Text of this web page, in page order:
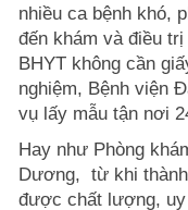
nhiều ca bệnh khó,
đến khám và điều
BHYT không cần
nghiệm, Bệnh viện
vụ lấy mẫu tận nơi
Hay như Phòng
Dương, từ khi
được chất lượng,